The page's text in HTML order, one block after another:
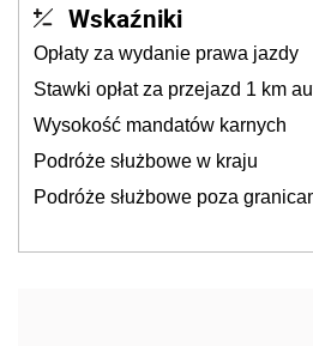
Wskaźniki
Opłaty za wydanie prawa jazdy
Stawki opłat za przejazd 1 km
Wysokość mandatów karnych
Podróże służbowe w kraju
Podróże służbowe poza